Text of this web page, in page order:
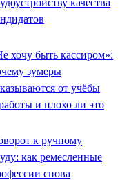
хочу быть кассиром»:
зумеры
от учёбы
и плохо ли это
к ручному
как ремесленные
снова